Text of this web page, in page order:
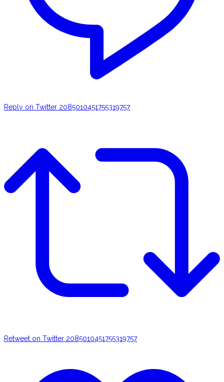
Reply on Twitter 2085010451755319757
Retweet on Twitter 2085010451755319757